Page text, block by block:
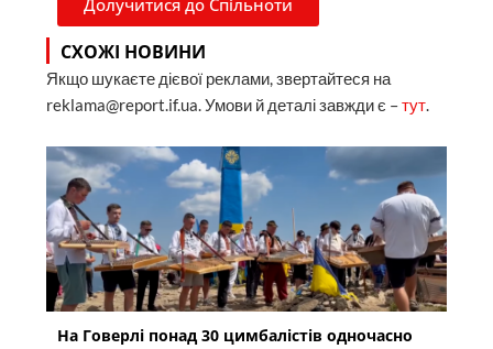
СХОЖІ НОВИНИ
Якщо шукаєте дієвої реклами, звертайтеся на
reklama@report.if.ua. Умови й деталі завжди є –тут.
На Говерлі понад 30 цимбалістів одночасно